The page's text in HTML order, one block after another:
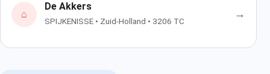
⌂
De Akkers
SPIJKENISSE • Zuid-Holland • 3206 TC
→